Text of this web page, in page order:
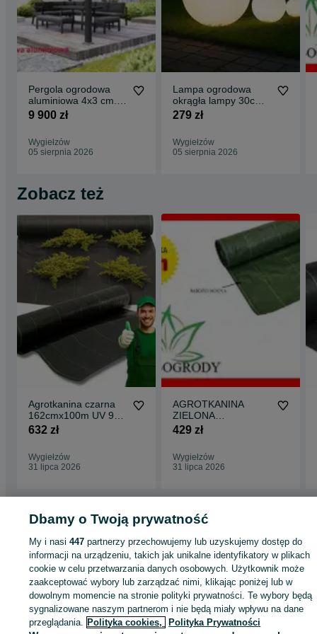
powierzchnię agrotkaniny przemieszczają się przez nią po
rozpuszczeniu w kroplach pierwszego deszczu.
Pergola ogrodowa
aluminiowa 4x3 cm.
Altana, Wiata
9 900 zł
Wygiełzów
05 sierpnia 2026
Lampa ogrodowa
okrągła lampy 30cm.
KULA 230V biała kula
279 zł
Wygiełzów
05 sierpnia 2026
Zobacz też
Agrotkanina czarna
162cmx100m UV 90g
na CHWASTY HIT
632 zł
Wygiełzów
31 lipca 2026
AGROTKANINA
ZIELONA
1,10mx100m UV 90g
429 zł
Wygiełzów
31 lipca 2026
- Małopolskie
Włókniny - Wygiełzów
KATEGORIA
ID:484216890 Wyświetlenia:
Dbamy o Twoją prywatność
My i nasi447 partnerzy przechowujemy lub uzyskujemy dostęp do
informacji na urządzeniu, takich jak unikalne identyfikatory w plikach
cookie w celu przetwarzania danych osobowych. Użytkownik może
zaakceptować wybory lub zarządzać nimi, klikając poniżej lub w
dowolnym momencie na stronie polityki prywatności. Te wybory będą
sygnalizowane naszym partnerom i nie będą miały wpływu na dane
przeglądania. Polityka cookies, Polityka Prywatności